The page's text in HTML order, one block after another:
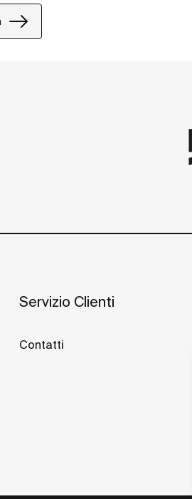
Servizio Clienti
Contatti